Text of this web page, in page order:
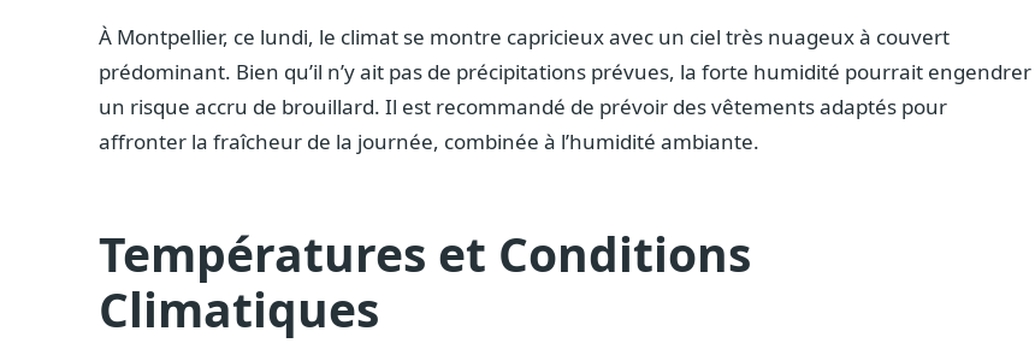
À Montpellier, ce lundi, le climat se montre capricieux avec un ciel très nuageux à couvert
prédominant. Bien qu’il n’y ait pas de précipitations prévues, la forte humidité pourrait engendrer
un risque accru de brouillard. Il est recommandé de prévoir des vêtements adaptés pour
affronter la fraîcheur de la journée, combinée à l’humidité ambiante.
Températures et Conditions
Climatiques